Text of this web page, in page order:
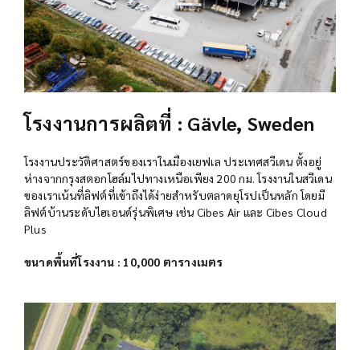
โรงงานการผลิตที่ : Gävle, Sweden
โรงงานประวัติศาสตร์ของเราในเมืองเยฟเล ประเทศสวีเดน ตั้งอยู่
ห่างจากกรุงสตอกโฮล์มไปทางเหนือเพียง 200 กม. โรงงานในสวีเดน
ของเราเน้นที่ลิฟต์ที่เข้าถึงได้ง่ายสำหรับตลาดยุโรปเป็นหลัก โดยมี
ลิฟต์บ้านระดับไฮเอนด์รุ่นพิเศษ เช่น Cibes Air และ Cibes Cloud
Plus
ขนาดพื้นที่โรงงาน : 10,000 ตารางเมตร